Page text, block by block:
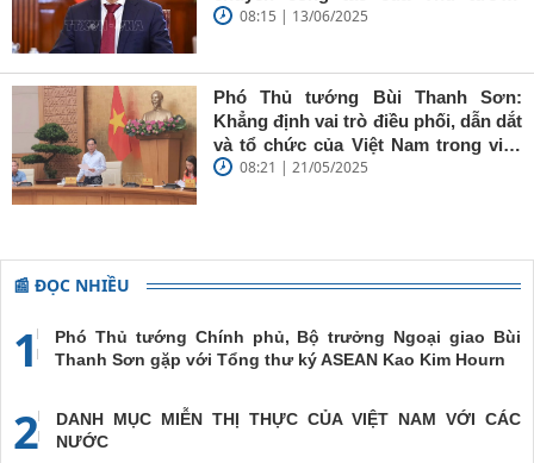
Chính phủ đến Estonia, Pháp và
08:15 | 13/06/2025
Phó Thủ tướng Bùi Thanh Sơn:
Khẳng định vai trò điều phối, dẫn dắt
và tổ chức của Việt Nam trong việc
đề cao chủ nghĩa đa phương, đoàn
08:21 | 21/05/2025
📰 ĐỌC NHIỀU
1
Phó Thủ tướng Chính phủ, Bộ trưởng Ngoại giao Bùi
Thanh Sơn gặp với Tổng thư ký ASEAN Kao Kim Hourn
2
DANH MỤC MIỄN THỊ THỰC CỦA VIỆT NAM VỚI CÁC
NƯỚC